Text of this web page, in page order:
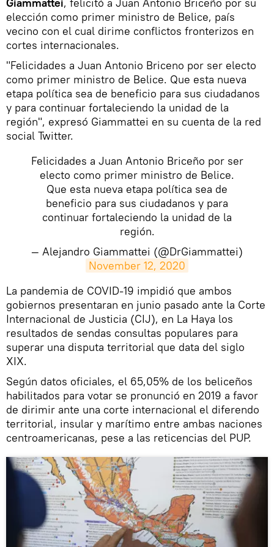
elección como primer ministro de Belice, país
vecino con el cual dirime conflictos fronterizos en
cortes internacionales.
"Felicidades a Juan Antonio Briceno por ser electo
como primer ministro de Belice. Que esta nueva
etapa política sea de beneficio para sus ciudadanos
y para continuar fortaleciendo la unidad de la
región", expresó Giammattei en su cuenta de la red
social Twitter.
Felicidades a Juan Antonio Briceño por ser
electo como primer ministro de Belice.
Que esta nueva etapa política sea de
beneficio para sus ciudadanos y para
continuar fortaleciendo la unidad de la
región.
— Alejandro Giammattei (@DrGiammattei)
November 12, 2020
​La pandemia de COVID-19 impidió que ambos
gobiernos presentaran en junio pasado ante la Corte
Internacional de Justicia (CIJ), en La Haya los
resultados de sendas consultas populares para
superar una disputa territorial que data del siglo
XIX.
Según datos oficiales, el 65,05% de los beliceños
habilitados para votar se pronunció en 2019 a favor
de dirimir ante una corte internacional el diferendo
territorial, insular y marítimo entre ambas naciones
centroamericanas, pese a las reticencias del PUP.